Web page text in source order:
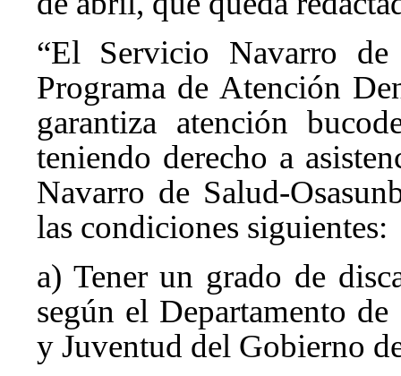
“El Servicio Navarro de
Programa de Atención
garantiza atención
teniendo derecho a
Navarro de Salud-
las condiciones siguientes:
a) Tener un grado de
según el Departamento
y Juventud del Gobierno